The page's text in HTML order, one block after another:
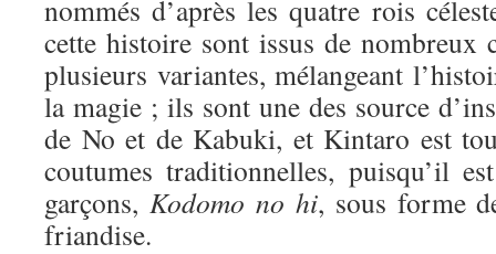
nommés d’après les quatre rois
cette histoire sont issus de nombreux
plusieurs variantes, mélangeant
la magie ; ils sont une des source
de No et de Kabuki, et Kintaro est
coutumes traditionnelles, puisqu’il
garçons, Kodomo no hi, sous forme
friandise.